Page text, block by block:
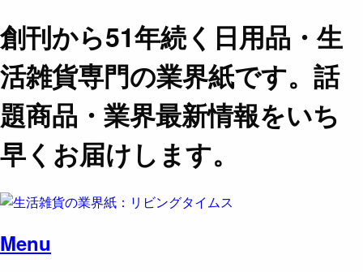
創刊から51年続く日用品・生
活雑貨専門の業界紙です。話
題商品・業界最新情報をいち
早くお届けします。
Menu